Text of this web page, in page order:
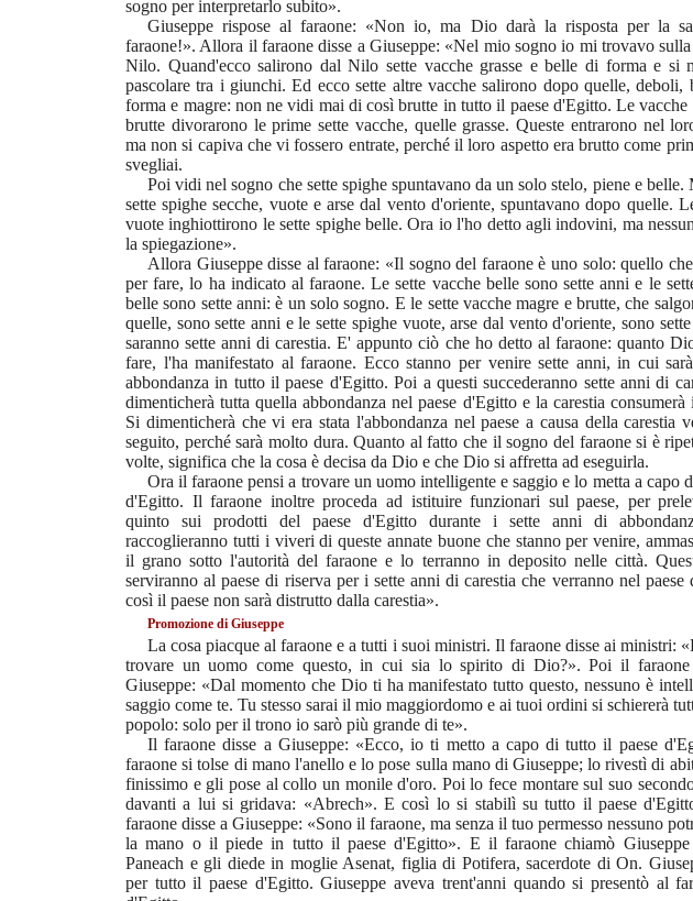
sogno per interpretarlo subito».
Giuseppe rispose al faraone: «Non io, ma Dio darà la risposta per la
faraone!». Allora il faraone disse a Giuseppe: «Nel mio sogno io mi trovavo
Nilo. Quand'ecco salirono dal Nilo sette vacche grasse e belle di forma e si
pascolare tra i giunchi. Ed ecco sette altre vacche salirono dopo quelle, deboli,
forma e magre: non ne vidi mai di così brutte in tutto il paese d'Egitto. Le vacche
brutte divorarono le prime sette vacche, quelle grasse. Queste entrarono nel
ma non si capiva che vi fossero entrate, perché il loro aspetto era brutto come
svegliai.
Poi vidi nel sogno che sette spighe spuntavano da un solo stelo, piene e belle.
sette spighe secche, vuote e arse dal vento d'oriente, spuntavano dopo quelle.
vuote inghiottirono le sette spighe belle. Ora io l'ho detto agli indovini, ma
la spiegazione».
Allora Giuseppe disse al faraone: «Il sogno del faraone è uno solo: quello
per fare, lo ha indicato al faraone. Le sette vacche belle sono sette anni e le
belle sono sette anni: è un solo sogno. E le sette vacche magre e brutte, che
quelle, sono sette anni e le sette spighe vuote, arse dal vento d'oriente, sono
saranno sette anni di carestia. E' appunto ciò che ho detto al faraone: quanto
fare, l'ha manifestato al faraone. Ecco stanno per venire sette anni, in cui
abbondanza in tutto il paese d'Egitto. Poi a questi succederanno sette anni di
dimenticherà tutta quella abbondanza nel paese d'Egitto e la carestia consumerà
Si dimenticherà che vi era stata l'abbondanza nel paese a causa della carestia
seguito, perché sarà molto dura. Quanto al fatto che il sogno del faraone si è
volte, significa che la cosa è decisa da Dio e che Dio si affretta ad eseguirla.
Ora il faraone pensi a trovare un uomo intelligente e saggio e lo metta a capo
d'Egitto. Il faraone inoltre proceda ad istituire funzionari sul paese, per
quinto sui prodotti del paese d'Egitto durante i sette anni di
raccoglieranno tutti i viveri di queste annate buone che stanno per venire,
il grano sotto l'autorità del faraone e lo terranno in deposito nelle città.
serviranno al paese di riserva per i sette anni di carestia che verranno nel paese
così il paese non sarà distrutto dalla carestia».
Promozione di Giuseppe
La cosa piacque al faraone e a tutti i suoi ministri. Il faraone disse ai ministri:
trovare un uomo come questo, in cui sia lo spirito di Dio?». Poi il faraone
Giuseppe: «Dal momento che Dio ti ha manifestato tutto questo, nessuno è
saggio come te. Tu stesso sarai il mio maggiordomo e ai tuoi ordini si schiererà
popolo: solo per il trono io sarò più grande di te».
Il faraone disse a Giuseppe: «Ecco, io ti metto a capo di tutto il paese
faraone si tolse di mano l'anello e lo pose sulla mano di Giuseppe; lo rivestì di
finissimo e gli pose al collo un monile d'oro. Poi lo fece montare sul suo
davanti a lui si gridava: «Abrech». E così lo si stabilì su tutto il paese
faraone disse a Giuseppe: «Sono il faraone, ma senza il tuo permesso nessuno
la mano o il piede in tutto il paese d'Egitto». E il faraone chiamò Giuseppe
Paneach e gli diede in moglie Asenat, figlia di Potifera, sacerdote di On.
per tutto il paese d'Egitto. Giuseppe aveva trent'anni quando si presentò al